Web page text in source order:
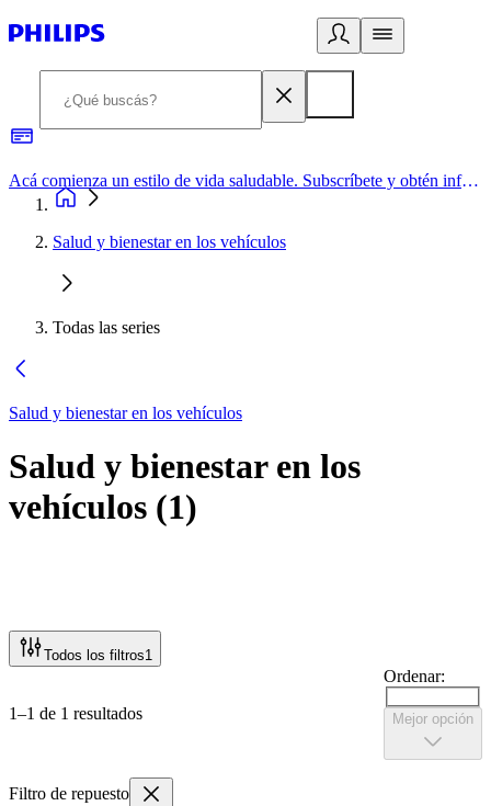
Acá comienza un estilo de vida saludable. Subscríbete y obtén información de primera mano
Salud y bienestar en los vehículos
Todas las series
Salud y bienestar en los vehículos
Salud y bienestar en los
vehículos (1)
Todos los filtros1
1–1 de 1 resultados
Ordenar:
Mejor opción
Filtro de repuesto